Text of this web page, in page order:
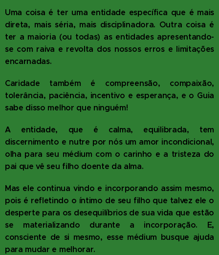
Uma coisa é ter uma entidade específica que é mais
direta, mais séria, mais disciplinadora. Outra coisa é
ter a maioria (ou todas) as entidades apresentando-
se com raiva e revolta dos nossos erros e limitações
encarnadas.
Caridade também é compreensão, compaixão,
tolerância, paciência, incentivo e esperança, e o Guia
sabe disso melhor que ninguém!
A entidade, que é calma, equilibrada, tem
discernimento e nutre por nós um amor incondicional,
olha para seu médium com o carinho e a tristeza do
pai que vê seu filho doente da alma.
Mas ele continua vindo e incorporando assim mesmo,
pois é refletindo o íntimo de seu filho que talvez ele o
desperte para os desequilíbrios de sua vida que estão
se materializando durante a incorporação. E,
consciente de si mesmo, esse médium busque ajuda
para mudar e melhorar.